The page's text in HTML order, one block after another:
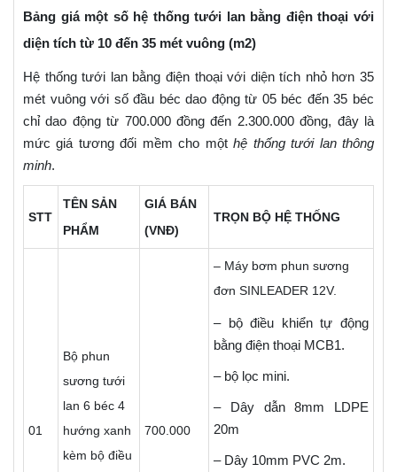
Bảng giá một số hệ thống tưới lan bằng điện thoại với
diện tích từ 10 đến 35 mét vuông (m2)
Hệ thống tưới lan bằng điện thoại với diện tích nhỏ hơn 35
mét vuông với số đầu béc dao động từ 05 béc đến 35 béc
chỉ dao động từ 700.000 đồng đến 2.300.000 đồng, đây là
mức giá tương đối mềm cho mộthệ thống tưới lan thông
minh.
STT
TÊN SẢN
PHẨM
GIÁ BÁN
(VNĐ)
TRỌN BỘ HỆ THỐNG
01
Bộ phun
sương tưới
lan 6 béc 4
hướng xanh
kèm bộ điều
700.000
– Máy bơm phun sương
đơn SINLEADER 12V.
– bộ điều khiển tự động
bằng điện thoại MCB1.
– bộ lọc mini.
– Dây dẫn 8mm LDPE
20m
– Dây 10mm PVC 2m.